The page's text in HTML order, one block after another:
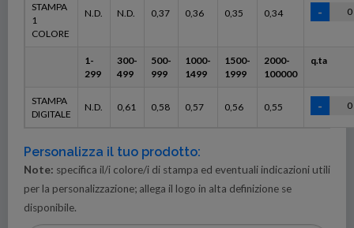
STAMPA
1
COLORE
N.D. N.D. 0,37 0,36 0,35 0,34
1-
299
300-
499
500-
999
1000-
1499
1500-
1999
2000-
100000
q.ta
STAMPA
DIGITALE
N.D. 0,61 0,58 0,57 0,56 0,55
Personalizza il tuo prodotto:
Note: specifica il/i colore/i di stampa ed eventuali indicazioni utili
per la personalizzazione; allega il logo in alta definizione se
disponibile.